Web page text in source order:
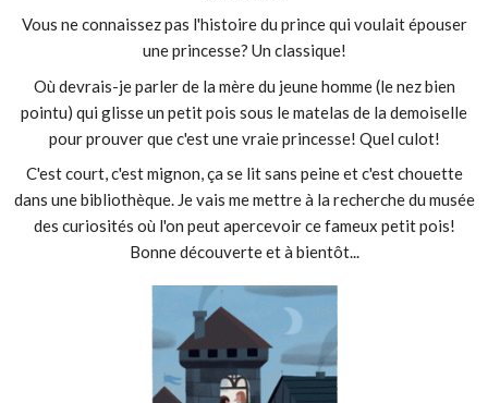
Vous ne connaissez pas l'histoire du prince qui voulait épouser
une princesse? Un classique!
Où devrais-je parler de la mère du jeune homme (le nez bien
pointu) qui glisse un petit pois sous le matelas de la demoiselle
pour prouver que c'est une vraie princesse! Quel culot!
C'est court, c'est mignon, ça se lit sans peine et c'est chouette
dans une bibliothèque. Je vais me mettre à la recherche du musée
des curiosités où l'on peut apercevoir ce fameux petit pois!
Bonne découverte et à bientôt...